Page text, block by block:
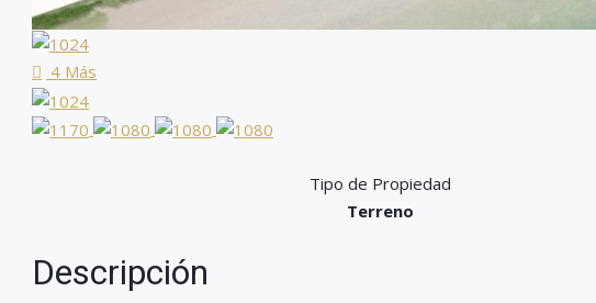
4 Más
Tipo de Propiedad
Terreno
Descripción